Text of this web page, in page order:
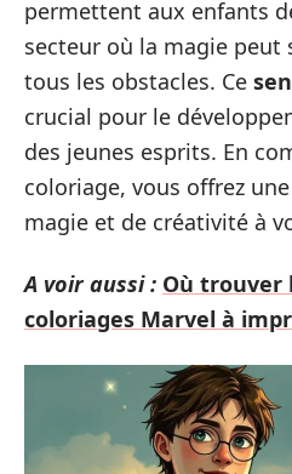
permettent aux enfants
secteur où la magie
tous les obstacles. Ce
crucial pour le
des jeunes esprits. En
coloriage, vous offrez
magie et de créativité à
A voir aussi : Où trouver
coloriages Marvel à